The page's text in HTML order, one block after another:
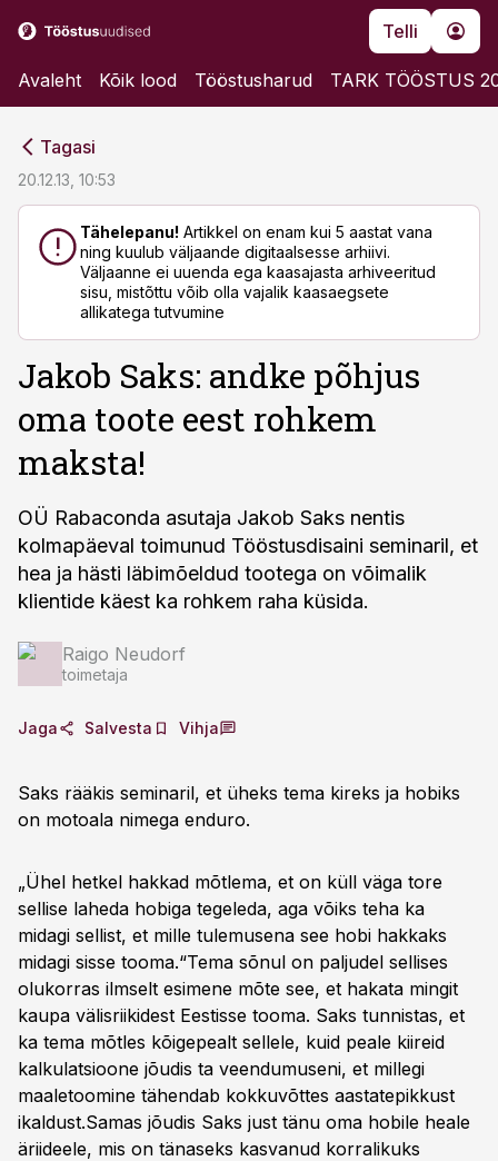
Telli
Avaleht Kõik lood Tööstusharud TARK TÖÖSTUS
Tagasi
20.12.13, 10:53
Tähelepanu! Artikkel on enam kui 5 aastat vana
ning kuulub väljaande digitaalsesse arhiivi.
Väljaanne ei uuenda ega kaasajasta arhiveeritud
sisu, mistõttu võib olla vajalik kaasaegsete
allikatega tutvumine
Jakob Saks: andke põhjus
oma toote eest rohkem
maksta!
OÜ Rabaconda asutaja Jakob Saks nentis
kolmapäeval toimunud Tööstusdisaini seminaril, et
hea ja hästi läbimõeldud tootega on võimalik
klientide käest ka rohkem raha küsida.
Raigo Neudorf
toimetaja
Jaga Salvesta Vihja
Saks rääkis seminaril, et üheks tema kireks ja hobiks
on motoala nimega enduro.
„Ühel hetkel hakkad mõtlema, et on küll väga tore
sellise laheda hobiga tegeleda, aga võiks teha ka
midagi sellist, et mille tulemusena see hobi hakkaks
midagi sisse tooma.“Tema sõnul on paljudel sellises
olukorras ilmselt esimene mõte see, et hakata mingit
kaupa välisriikidest Eestisse tooma. Saks tunnistas, et
ka tema mõtles kõigepealt sellele, kuid peale kiireid
kalkulatsioone jõudis ta veendumuseni, et millegi
maaletoomine tähendab kokkuvõttes aastatepikkust
ikaldust.Samas jõudis Saks just tänu oma hobile heale
äriideele, mis on tänaseks kasvanud korralikuks